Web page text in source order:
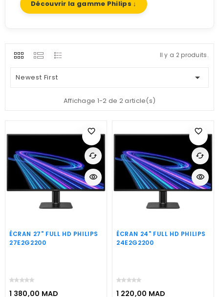
Découvrir la gamme Philips ↓
Il y a 2 produits.
Newest First 
Affichage 1-2 de 2 article(s)
favorite_border
ÉCRAN 27" FULL HD PHILIPS
27E2G2200
1 380,00 MAD
cached
visibility
favorite_border
ÉCRAN 24" FULL HD PHILIPS
24E2G2200
1 220,00 MAD
cached
visibility